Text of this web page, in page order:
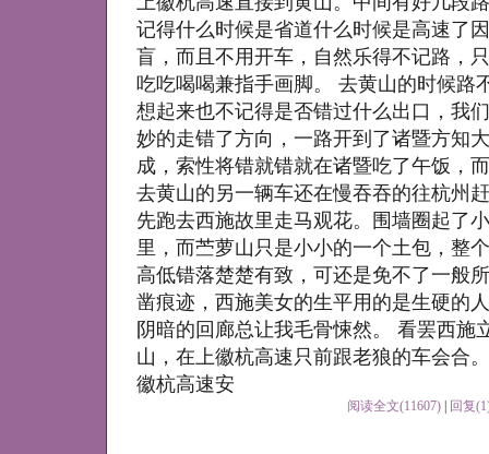
记得什么时候是省道什么时候是高速了
盲，而且不用开车，自然乐得不记路，
吃吃喝喝兼指手画脚。 去黄山的时候路
想起来也不记得是否错过什么出口，我
妙的走错了方向，一路开到了诸暨方知
成，索性将错就错就在诸暨吃了午饭，
去黄山的另一辆车还在慢吞吞的往杭州
先跑去西施故里走马观花。围墙圈起了
里，而苎萝山只是小小的一个土包，整
高低错落楚楚有致，可还是免不了一般
凿痕迹，西施美女的生平用的是生硬的
阴暗的回廊总让我毛骨悚然。 看罢西施
山，在上徽杭高速只前跟老狼的车会合
徽杭高速安
阅读全文(11607) 回复